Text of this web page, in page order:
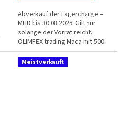
Abverkauf der Lagercharge –
MHD bis 30.08.2026. Gilt nur
solange der Vorrat reicht.
OLIMPEX trading Maca mit 500
mg getrockneter gemahlener
peruanischer Maca-Wurzel in
jeder...
Meistverkauft